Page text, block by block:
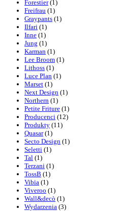
Forestier(1)
Freifrau (1)
Graypants (1)
Ilfari (1)
Inne (1)
Jung (1)
Karman (1)
Lee Broom (1)
Lithoss (1)
Luce Plan (1)
Marset (1)
Next Design (1)
Northern (1)
Petite Friture (1)
Producenci (12)
Produkty (11)
Quasar(1)
Secto Design (1)
Seletti (1)
Tal (1)
Terzani (1)
TossB (1)
Vibia (1)
Viveroo (1)
Wall&decò (1)
Wydarzenia (3)